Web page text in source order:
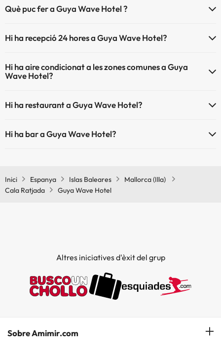
Aquí tens més info sobre la piscina i altres instal·lacions.
Què puc fer a Guya Wave Hotel ?
ser de pagament).
Hi ha recepció 24 hores a Guya Wave Hotel?
Hi ha aire condicionat a les zones comunes a Guya
Wave Hotel?
Hi ha restaurant a Guya Wave Hotel?
Hi ha bar a Guya Wave Hotel?
Inici Espanya Islas Baleares
Mallorca (Illa)
Cala Ratjada
Guya Wave Hotel
Altres iniciatives d'èxit del grup
Sobre Amimir.com